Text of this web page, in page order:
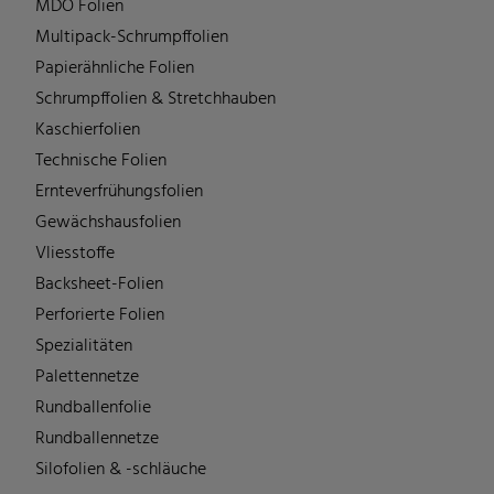
MDO Folien
Multipack-Schrumpffolien
Papierähnliche Folien
Schrumpffolien & Stretchhauben
Kaschierfolien
Technische Folien
Ernteverfrühungsfolien
Gewächshausfolien
Vliesstoffe
Backsheet-Folien
Perforierte Folien
Spezialitäten
Palettennetze
Rundballenfolie
Rundballennetze
Silofolien & -schläuche